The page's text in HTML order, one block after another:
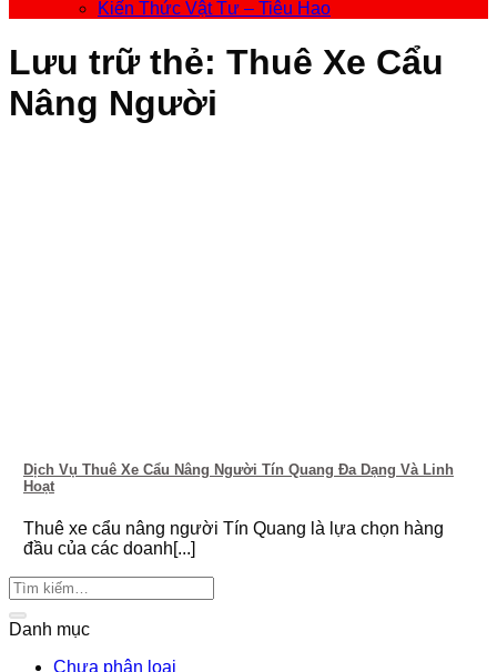
Kiến Thức Vật Tư – Tiêu Hao
Lưu trữ thẻ: Thuê Xe Cẩu
Nâng Người
Dịch Vụ Thuê Xe Cẩu Nâng Người Tín Quang Đa Dạng Và Linh
Hoạt
Thuê xe cẩu nâng người Tín Quang là lựa chọn hàng
đầu của các doanh[...]
Danh mục
Chưa phân loại